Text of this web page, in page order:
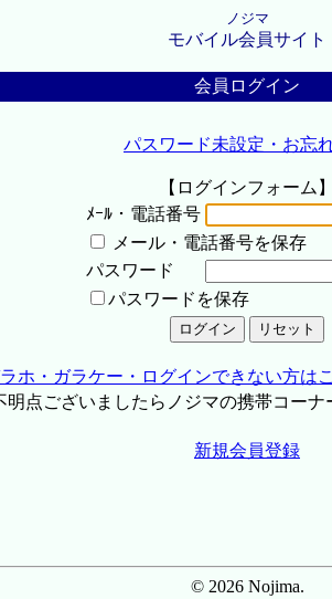
ノジマ
モバイル会員サイト
会員ログイン
パスワード未設定・お忘
【ログインフォーム】
ﾒｰﾙ・電話番号
メール・電話番号を保存
パスワード
パスワードを保存
ホ・ガラケー・ログインできない方は
点ございましたらノジマの携帯コーナ
新規会員登録
© 2026 Nojima.